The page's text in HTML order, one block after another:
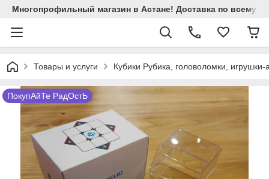
Многопрофильный магазин в Астане! Доставка по всему
Товары и услуги Кубики Рубика, головоломки, игрушки-
ПокупАйТе РадОстЬ